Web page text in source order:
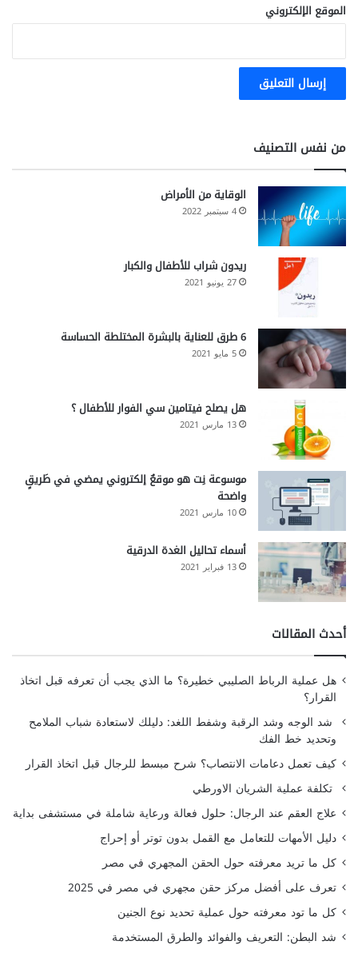
الموقع الإلكتروني
من نفس التصنيف
الوقاية من الأمراض
4 سبتمبر 2022
ريدون شراب للأطفال والكبار
27 يونيو 2021
6 طرق للعناية بالبشرة المختلطة الحساسة
5 مايو 2021
هل يصلح فيتامين سي الفوار للأطفال ؟
13 مارس 2021
موسوعة نِت هو موقعٌ إلكتروني يمضي في طَريقٍ
واضحة
10 مارس 2021
أسماء تحاليل الغدة الدرقية
13 فبراير 2021
أحدث المقالات
هل عملية الرباط الصليبي خطيرة؟ ما الذي يجب أن تعرفه قبل اتخاذ
القرار؟
شد الوجه وشد الرقبة وشفط اللغد: دليلك لاستعادة شباب الملامح
وتحديد خط الفك
كيف تعمل دعامات الانتصاب؟ شرح مبسط للرجال قبل اتخاذ القرار
تكلفة عملية الشريان الاورطي
علاج العقم عند الرجال: حلول فعالة ورعاية شاملة في مستشفى بداية
دليل الأمهات للتعامل مع القمل بدون توتر أو إحراج
كل ما تريد معرفته حول الحقن المجهري في مصر
تعرف على أفضل مركز حقن مجهري في مصر في 2025
كل ما تود معرفته حول عملية تحديد نوع الجنين
شد البطن: التعريف والفوائد والطرق المستخدمة